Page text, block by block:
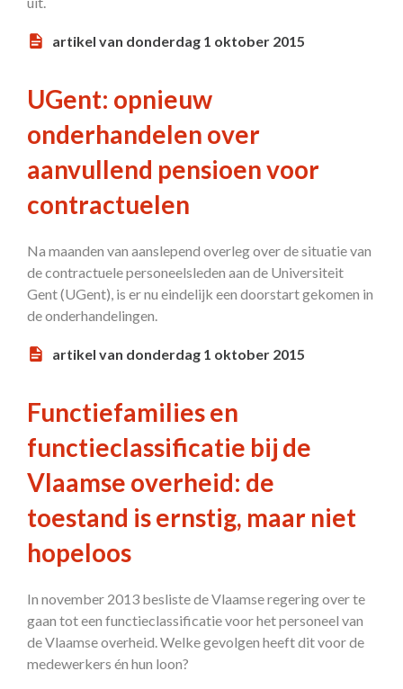
artikel van donderdag 1 oktober 2015
UGent: opnieuw
onderhandelen over
aanvullend pensioen voor
contractuelen
Na maanden van aanslepend overleg over de situatie van
de contractuele personeelsleden aan de Universiteit
Gent (UGent), is er nu eindelijk een doorstart gekomen in
de onderhandelingen.
artikel van donderdag 1 oktober 2015
Functiefamilies en
functieclassificatie bij de
Vlaamse overheid: de
toestand is ernstig, maar niet
hopeloos
In november 2013 besliste de Vlaamse regering over te
gaan tot een functieclassificatie voor het personeel van
de Vlaamse overheid. Welke gevolgen heeft dit voor de
medewerkers én hun loon?